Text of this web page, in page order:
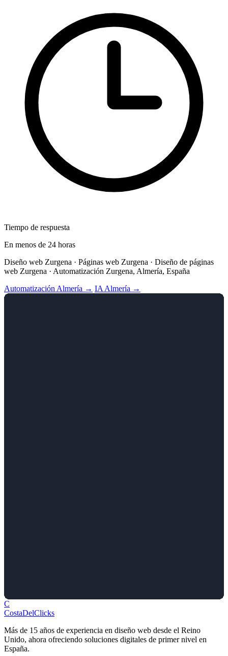
Tiempo de respuesta
En menos de 24 horas
Diseño web Zurgena · Páginas web Zurgena · Diseño de páginas
web Zurgena · Automatización Zurgena, Almería, España
Automatización Almería → IA Almería →
C
CostaDelClicks
Más de 15 años de experiencia en diseño web desde el Reino
Unido, ahora ofreciendo soluciones digitales de primer nivel en
España.